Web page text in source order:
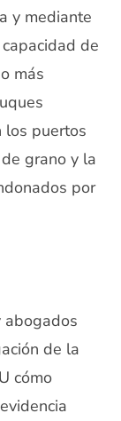
y mediante
de
más
los puertos
grano y la
por
abogados
de la
cómo